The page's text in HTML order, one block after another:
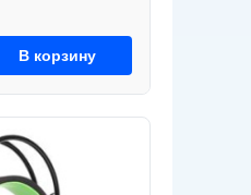
В корзину